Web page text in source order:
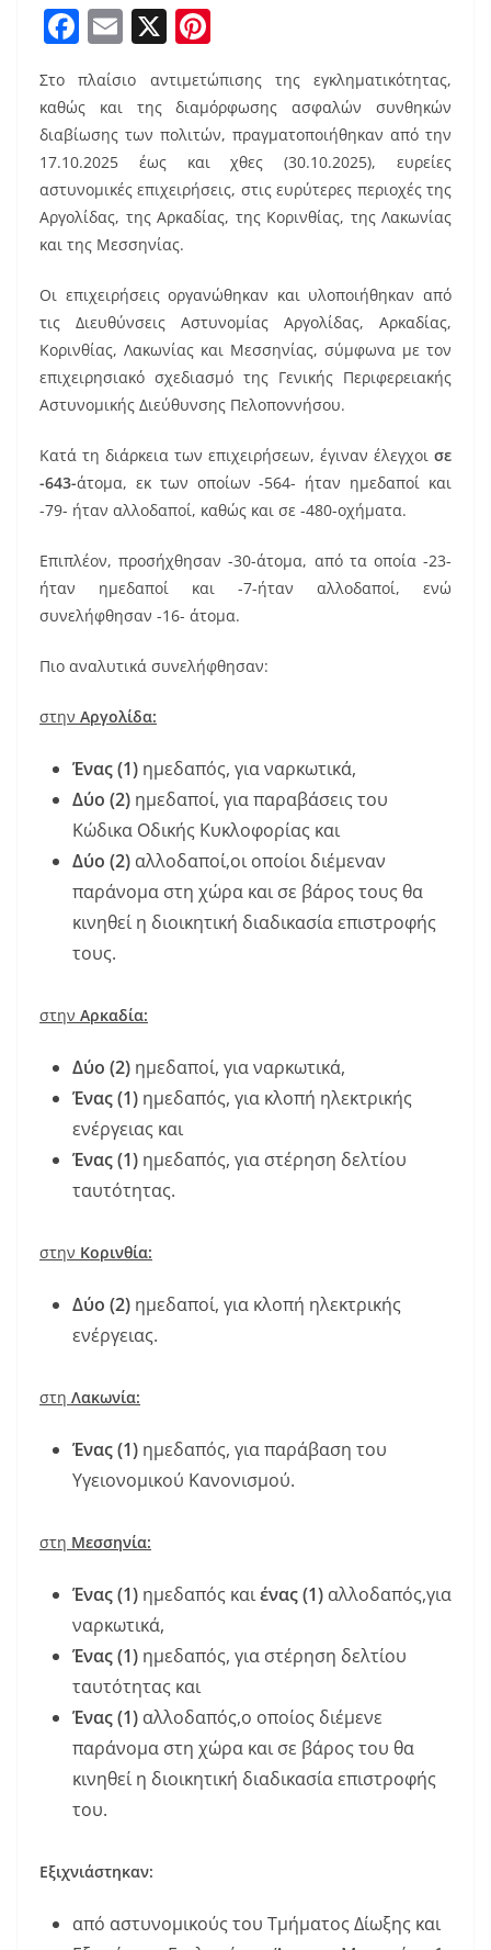
F
c
e
b
o
o
E
ai
l
X
nt
er
e
st
Στο πλαίσιο αντιμετώπισης της εγκληματικότητας,
καθώς και της διαμόρφωσης ασφαλών συνθηκών
διαβίωσης των πολιτών, πραγματοποιήθηκαν από την
17.10.2025 έως και χθες (30.10.2025), ευρείες
αστυνομικές επιχειρήσεις, στις ευρύτερες περιοχές της
Αργολίδας, της Αρκαδίας, της Κορινθίας, της Λακωνίας
και της Μεσσηνίας.
Οι επιχειρήσεις οργανώθηκαν και υλοποιήθηκαν από
τις Διευθύνσεις Αστυνομίας Αργολίδας, Αρκαδίας,
Κορινθίας, Λακωνίας και Μεσσηνίας, σύμφωνα με τον
επιχειρησιακό σχεδιασμό της Γενικής Περιφερειακής
Αστυνομικής Διεύθυνσης Πελοποννήσου.
Κατά τη διάρκεια των επιχειρήσεων, έγιναν έλεγχοι σε
-643-άτομα, εκ των οποίων -564- ήταν ημεδαποί και
-79- ήταν αλλοδαποί, καθώς και σε -480-οχήματα.
Επιπλέον, προσήχθησαν -30-άτομα, από τα οποία -23-
ήταν ημεδαποί και -7-ήταν αλλοδαποί, ενώ
συνελήφθησαν -16- άτομα.
Πιο αναλυτικά συνελήφθησαν:
στην Αργολίδα:
Ένας (1) ημεδαπός, για ναρκωτικά,
Δύο (2) ημεδαποί, για παραβάσεις του
Κώδικα Οδικής Κυκλοφορίας και
Δύο (2) αλλοδαποί,οι οποίοι διέμεναν
παράνομα στη χώρα και σε βάρος τους θα
κινηθεί η διοικητική διαδικασία επιστροφής
τους.
στην Αρκαδία:
Δύο (2) ημεδαποί, για ναρκωτικά,
Ένας (1) ημεδαπός, για κλοπή ηλεκτρικής
ενέργειας και
Ένας (1) ημεδαπός, για στέρηση δελτίου
ταυτότητας.
στην Κορινθία:
Δύο (2) ημεδαποί, για κλοπή ηλεκτρικής
ενέργειας.
στη Λακωνία:
Ένας (1) ημεδαπός, για παράβαση του
Υγειονομικού Κανονισμού.
στη Μεσσηνία:
Ένας (1) ημεδαπός καιένας (1) αλλοδαπός,για
ναρκωτικά,
Ένας (1) ημεδαπός, για στέρηση δελτίου
ταυτότητας και
Ένας (1) αλλοδαπός,ο οποίος διέμενε
παράνομα στη χώρα και σε βάρος του θα
κινηθεί η διοικητική διαδικασία επιστροφής
του.
Εξιχνιάστηκαν:
από αστυνομικούς του Τμήματος Δίωξης και